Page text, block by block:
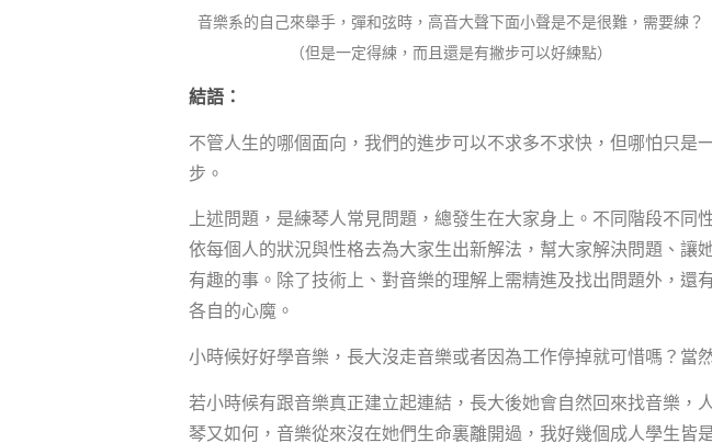
音樂系的自己來舉手，彈和弦時，高音大聲下面小聲是不是很難，需要練？
（但是一定得練，而且還是有撇步可以好練點）
結語：
不管人生的哪個面向，我們的進步可以不求多不求快，但哪怕只是
步。
上述問題，是練琴人常見問題，總發生在大家身上。不同階段不同
依每個人的狀況與性格去為大家生出新解法，幫大家解決問題、讓
有趣的事。除了技術上、對音樂的理解上需精進及找出問題外，還
各自的心魔。
小時候好好學音樂，長大沒走音樂或者因為工作停掉就可惜嗎？當
若小時候有跟音樂真正建立起連結，長大後她會自然回來找音樂，
琴又如何，音樂從來沒在她們生命裏離開過，我好幾個成人學生皆